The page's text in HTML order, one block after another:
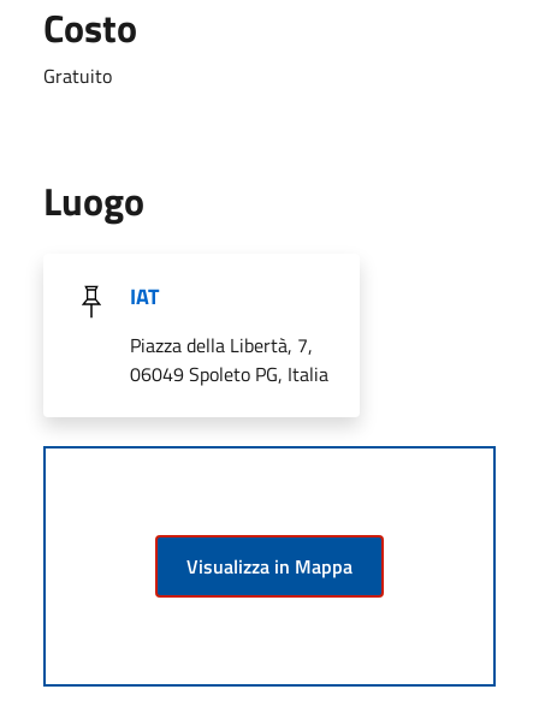
Costo
Gratuito
Luogo
IAT
Piazza della Libertà, 7,
06049 Spoleto PG, Italia
Visualizza in Mappa